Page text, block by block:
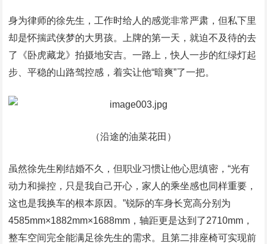
身为律师的徐先生，工作时给人的感觉非常严肃，但私下里
却是怀揣武侠梦的大男孩。上牌的第一天，就迫不及待的去
了《卧虎藏龙》拍摄地安吉。一路上，快人一步的红绿灯起
步、平稳的山路驾控感，着实让他“暗爽”了一把。
（沿途的油菜花田）
虽然徐先生刚结婚不久，但职业习惯让他心思缜密，“光有
动力和操控，只是我自己开心，家人的乘坐感也同样重要，
这也是我换车的根本原因。”锐际的车身长宽高分别为
4585mm×1882mm×1688mm，轴距更是达到了2710mm，
整车空间完全能满足徐先生的需求。且第二排座椅可实现前